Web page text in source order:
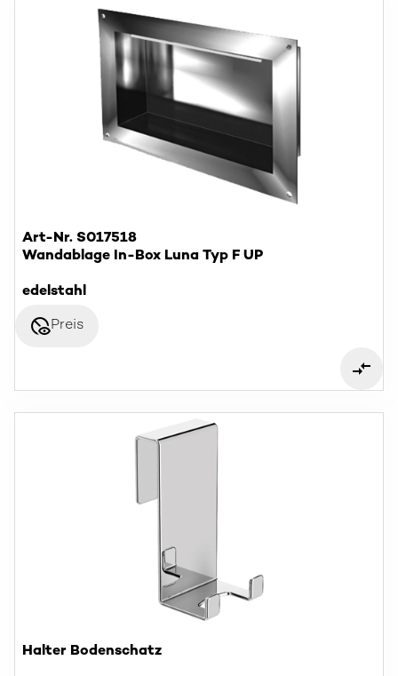
Art-Nr. S017518
Wandablage In-Box Luna Typ F UP
edelstahl
disabled_visiblePreis
Halter Bodenschatz